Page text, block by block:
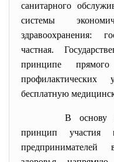
санитарного
системы
здравоохранения:
частная.
принципе
профилактических
бесплатную
В основу
принцип участия